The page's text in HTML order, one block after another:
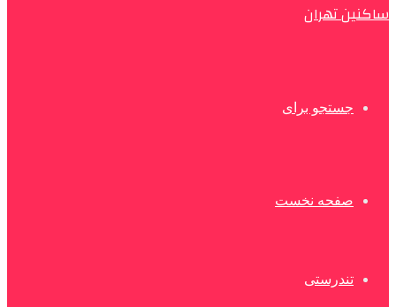
ساکنین تهران
جستجو برای
صفحه نخست
تندرستی